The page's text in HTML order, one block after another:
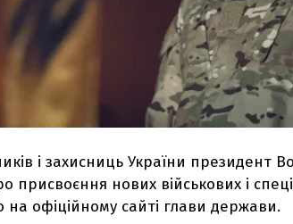
і захисниць України президент
присвоєння нових військових і
на офіційному сайті глави держави.